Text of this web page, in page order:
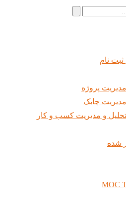
نام
پروژه
چابک
و مدیریت کسب و کار
شده